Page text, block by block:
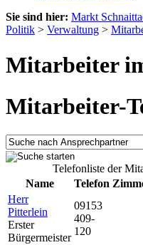
Sie sind hier: Markt
Politik > Verwaltung >
Mitarbeiter
Mitarbeiter-
Telefonliste der
Name
Telefon
Herr
Pitterlein
Erster
Bürgermeister
09153
409-
120